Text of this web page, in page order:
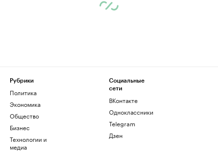
Рубрики
Политика
Экономика
Общество
Бизнес
Технологии и
медиа
Социальные
сети
ВКонтакте
Одноклассники
Telegram
Дзен